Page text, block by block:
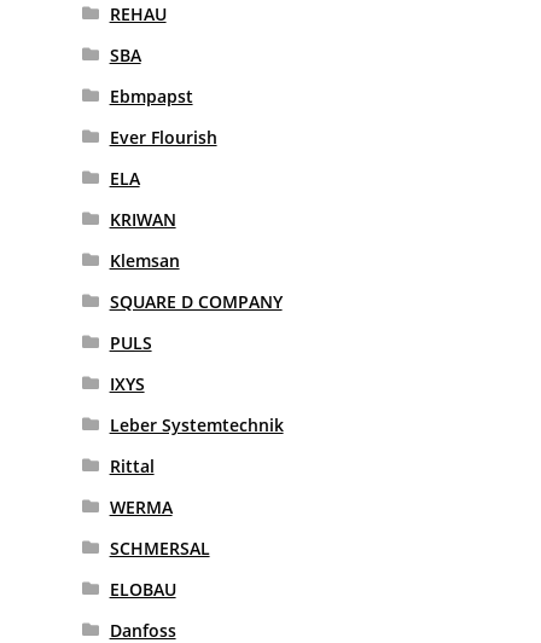
REHAU
SBA
Ebmpapst
Ever Flourish
ELA
KRIWAN
Klemsan
SQUARE D COMPANY
PULS
IXYS
Leber Systemtechnik
Rittal
WERMA
SCHMERSAL
ELOBAU
Danfoss